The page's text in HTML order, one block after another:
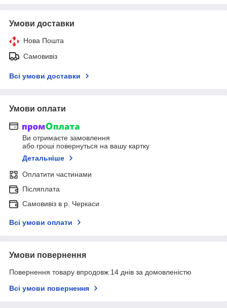
Умови доставки
Нова Пошта
Самовивіз
Всі умови доставки
Умови оплати
Ви отримаєте замовлення
або гроші повернуться на вашу картку
Детальніше
Оплатити частинами
Післяплата
Самовивіз в р. Черкаси
Всі умови оплати
Умови повернення
Повернення товару впродовж 14 днів за домовленістю
Всі умови повернення